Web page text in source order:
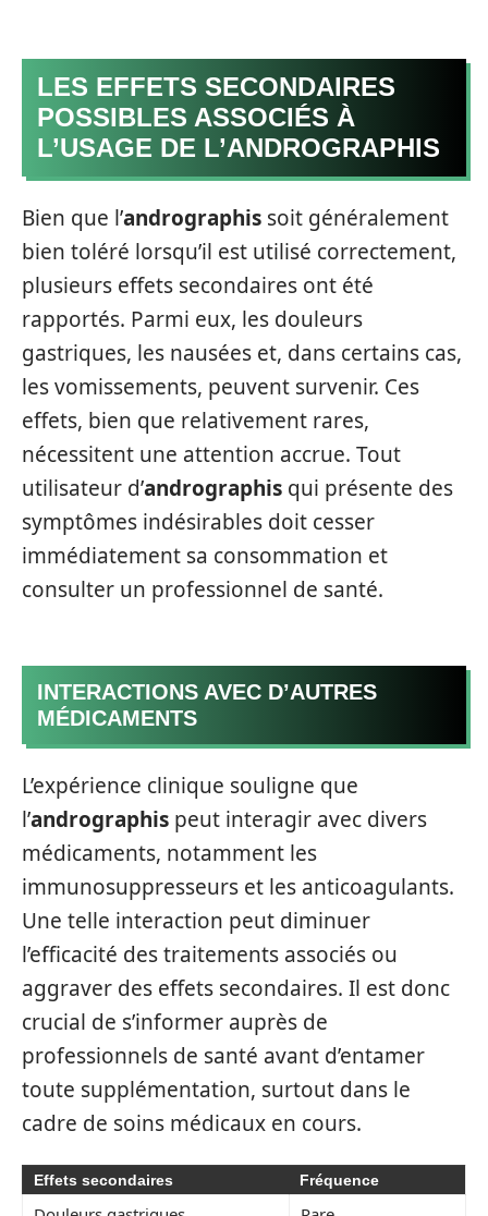
LES EFFETS SECONDAIRES
POSSIBLES ASSOCIÉS À
L’USAGE DE L’ANDROGRAPHIS
Bien que l’andrographis soit généralement
bien toléré lorsqu’il est utilisé correctement,
plusieurs effets secondaires ont été
rapportés. Parmi eux, les douleurs
gastriques, les nausées et, dans certains cas,
les vomissements, peuvent survenir. Ces
effets, bien que relativement rares,
nécessitent une attention accrue. Tout
utilisateur d’andrographis qui présente des
symptômes indésirables doit cesser
immédiatement sa consommation et
consulter un professionnel de santé.
INTERACTIONS AVEC D’AUTRES
MÉDICAMENTS
L’expérience clinique souligne que
l’andrographis peut interagir avec divers
médicaments, notamment les
immunosuppresseurs et les anticoagulants.
Une telle interaction peut diminuer
l’efficacité des traitements associés ou
aggraver des effets secondaires. Il est donc
crucial de s’informer auprès de
professionnels de santé avant d’entamer
toute supplémentation, surtout dans le
cadre de soins médicaux en cours.
Effets secondaires Fréquence